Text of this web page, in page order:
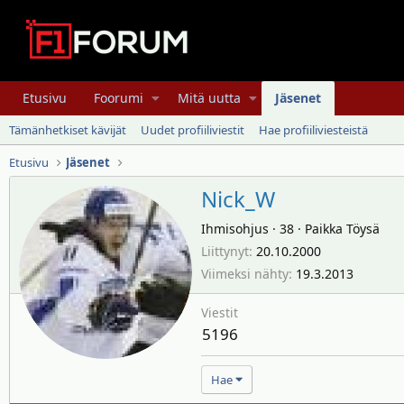
Etusivu Foorumi Mitä uutta Jäsenet
Tämänhetkiset kävijät Uudet profiiliviestit
Hae profiiliviesteistä
Etusivu
Jäsenet
Nick_W
Ihmisohjus · 38 · Paikka Töysä
Liittynyt 20.10.2000
Viimeksi nähty 19.3.2013
Viestit
5196
Hae